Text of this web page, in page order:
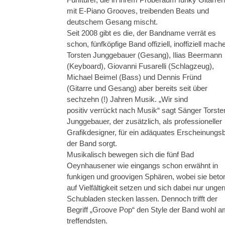
mit E-Piano Grooves, treibenden Beats und
deutschem Gesang mischt.
Seit 2008 gibt es die, der Bandname verrät es
schon, fünfköpfige Band offiziell, inoffiziell
Torsten Junggebauer (Gesang), Ilias Beermann
(Keyboard), Giovanni Fusarelli (Schlagzeug),
Michael Beimel (Bass) und Dennis Fründ
(Gitarre und Gesang) aber bereits seit über
sechzehn (!) Jahren Musik. „Wir sind
positiv verrückt nach Musik“ sagt Sänger
Junggebauer, der zusätzlich, als professioneller
Grafikdesigner, für ein adäquates
der Band sorgt.
Musikalisch bewegen sich die fünf Bad
Oeynhausener wie eingangs schon erwähnt in
funkigen und groovigen Sphären, wobei sie
auf Vielfältigkeit setzen und sich dabei nur
Schubladen stecken lassen. Dennoch trifft der
Begriff „Groove Pop“ den Style der Band wohl
treffendsten.